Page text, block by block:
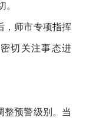
。
，师市专项指挥
切关注事态进
整预警级别。当